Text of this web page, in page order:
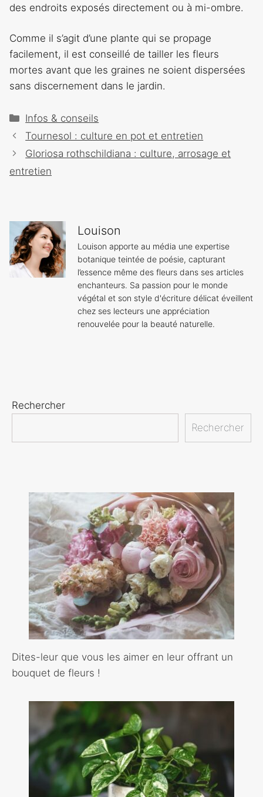
des endroits exposés directement ou à mi-ombre.
Comme il s’agit d’une plante qui se propage
facilement, il est conseillé de tailler les fleurs
mortes avant que les graines ne soient dispersées
sans discernement dans le jardin.
Catégories
Infos & conseils
Navigation
des
Tournesol : culture en pot et entretien
Gloriosa rothschildiana : culture, arrosage et
entretien
Louison
Louison apporte au média une expertise
botanique teintée de poésie, capturant
l’essence même des fleurs dans ses articles
enchanteurs. Sa passion pour le monde
végétal et son style d'écriture délicat éveillent
chez ses lecteurs une appréciation
renouvelée pour la beauté naturelle.
Rechercher
Rechercher
Dites-leur que vous les aimer en leur offrant un
bouquet de fleurs !